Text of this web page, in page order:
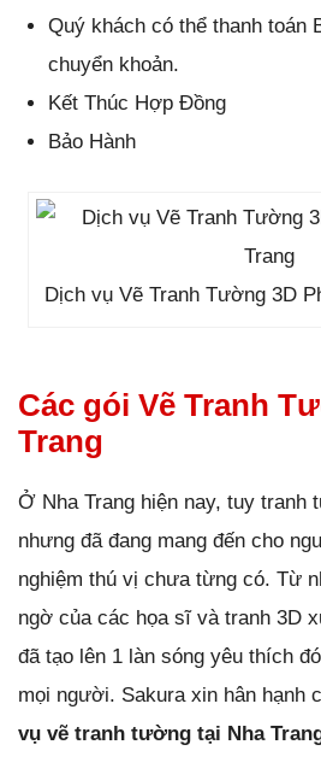
Quý khách có thể thanh toán
chuyển khoản.
Kết Thúc Hợp Đồng
Bảo Hành
Dịch vụ Vẽ Tranh Tường 3D
Các gói Vẽ Tranh
Trang
Ở Nha Trang hiện nay, tuy tranh
nhưng đã đang mang đến cho
nghiệm thú vị chưa từng có. Từ
ngờ của các họa sĩ và tranh 3D
đã tạo lên 1 làn sóng yêu thích
mọi người. Sakura xin hân hạnh
vụ vẽ tranh tường tại Nha